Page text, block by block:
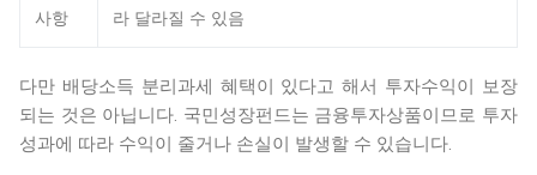
사항
라 달라질 수 있음
다만 배당소득 분리과세 혜택이 있다고 해서 투자수익이 보장
되는 것은 아닙니다. 국민성장펀드는 금융투자상품이므로 투자
성과에 따라 수익이 줄거나 손실이 발생할 수 있습니다.